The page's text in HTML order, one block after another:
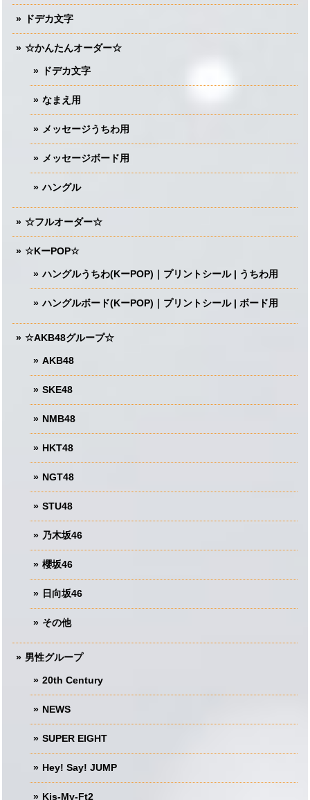
ドデカ文字
☆かんたんオーダー☆
ドデカ文字
なまえ用
メッセージうちわ用
メッセージボード用
ハングル
☆フルオーダー☆
☆KーPOP☆
ハングルうちわ(KーPOP)｜プリントシール | うちわ用
ハングルボード(KーPOP)｜プリントシール | ボード用
☆AKB48グループ☆
AKB48
SKE48
NMB48
HKT48
NGT48
STU48
乃木坂46
櫻坂46
日向坂46
その他
男性グループ
20th Century
NEWS
SUPER EIGHT
Hey! Say! JUMP
Kis-My-Ft2